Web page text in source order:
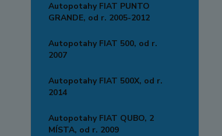
Autopotahy FIAT PUNTO
GRANDE, od r. 2005-2012
Autopotahy FIAT 500, od r.
2007
Autopotahy FIAT 500X, od r.
2014
Autopotahy FIAT QUBO, 2
MÍSTA, od r. 2009